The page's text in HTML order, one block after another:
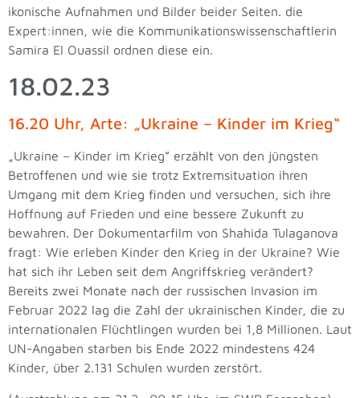
ikonische Aufnahmen und Bilder beider Seiten. die
Expert:innen, wie die Kommunikationswissenschaftlerin
Samira El Ouassil ordnen diese ein.
18.02.23
16.20 Uhr, Arte: „Ukraine – Kinder im Krieg“
„Ukraine – Kinder im Krieg” erzählt von den jüngsten
Betroffenen und wie sie trotz Extremsituation ihren
Umgang mit dem Krieg finden und versuchen, sich ihre
Hoffnung auf Frieden und eine bessere Zukunft zu
bewahren. Der Dokumentarfilm von Shahida Tulaganova
fragt: Wie erleben Kinder den Krieg in der Ukraine? Wie
hat sich ihr Leben seit dem Angriffskrieg verändert?
Bereits zwei Monate nach der russischen Invasion im
Februar 2022 lag die Zahl der ukrainischen Kinder, die zu
internationalen Flüchtlingen wurden bei 1,8 Millionen. Laut
UN-Angaben starben bis Ende 2022 mindestens 424
Kinder, über 2.131 Schulen wurden zerstört.